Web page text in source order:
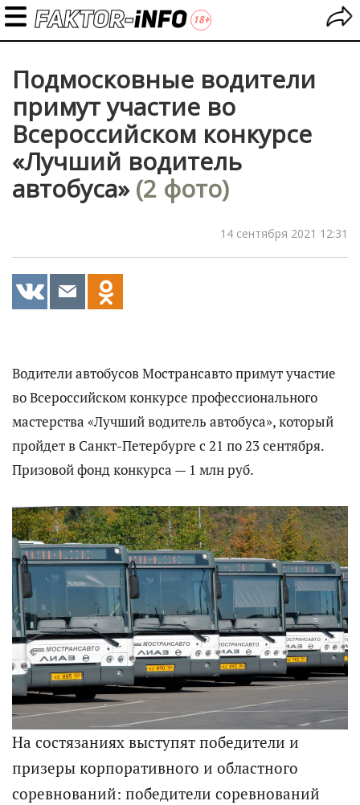
Подмосковные водители
примут участие во
Всероссийском конкурсе
«Лучший водитель
автобуса»(2 фото)
14 сентября 2021 12:31
Водители автобусов Мострансавто примут участие
во Всероссийском конкурсе профессионального
мастерства «Лучший водитель автобуса», который
пройдет в Санкт-Петербурге с 21 по 23 сентября.
Призовой фонд конкурса — 1 млн руб.
На состязаниях выступят победители и
призеры корпоративного и областного
соревнований: победители соревнований